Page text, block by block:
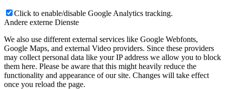
Click to enable/disable Google Analytics tracking.
Andere externe Dienste
We also use different external services like Google Webfonts,
Google Maps, and external Video providers. Since these providers
may collect personal data like your IP address we allow you to block
them here. Please be aware that this might heavily reduce the
functionality and appearance of our site. Changes will take effect
once you reload the page.